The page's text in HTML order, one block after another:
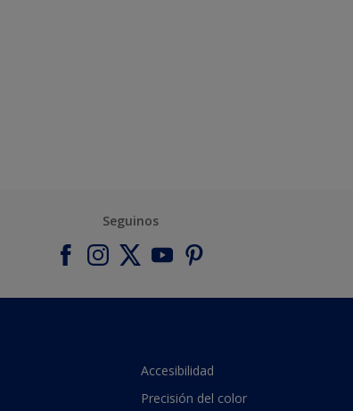
Seguinos
Accesibilidad
Precisión del color